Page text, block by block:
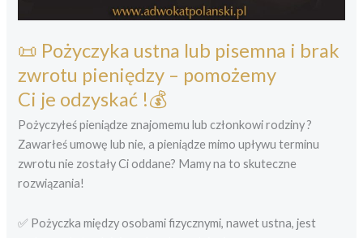
📜 Pożyczyka ustna lub pisemna i brak
zwrotu pieniędzy – pomożemy
Ci je odzyskać !💰
Pożyczyłeś pieniądze znajomemu lub członkowi rodziny ?
Zawarłeś umowę lub nie, a pieniądze mimo upływu terminu
zwrotu nie zostały Ci oddane? Mamy na to skuteczne
rozwiązania!
✅ Pożyczka między osobami fizycznymi, nawet ustna, jest